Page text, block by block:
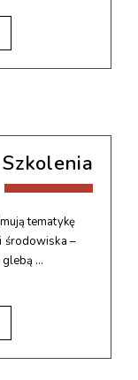
Szkolenia
tematykę
środowiska –
glebą …